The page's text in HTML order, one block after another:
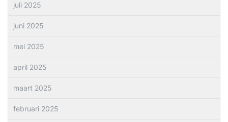
juli 2025
juni 2025
mei 2025
april 2025
maart 2025
februari 2025